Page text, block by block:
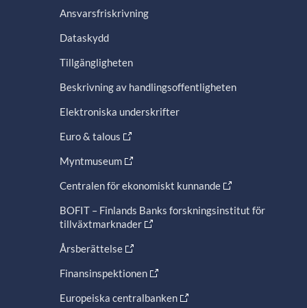
Ansvarsfriskrivning
Dataskydd
Tillgängligheten
Beskrivning av handlingsoffentligheten
Elektroniska underskrifter
Euro & talous
Myntmuseum
Centralen för ekonomiskt kunnande
BOFIT – Finlands Banks forskningsinstitut för
tillväxtmarknader
Årsberättelse
Finansinspektionen
Europeiska centralbanken